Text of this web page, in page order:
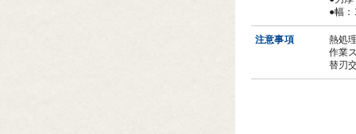
●幅
注意事項
熱処
作業
替刃